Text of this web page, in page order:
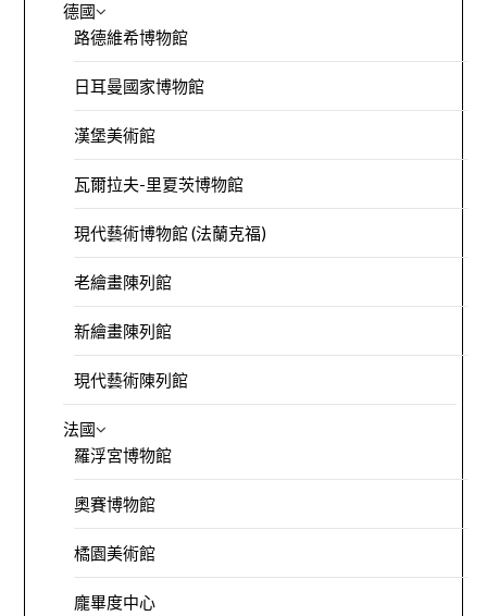
德國
路德維希博物館
日耳曼國家博物館
漢堡美術館
瓦爾拉夫-里夏茨博物館
現代藝術博物館 (法蘭克福)
老繪畫陳列館
新繪畫陳列館
現代藝術陳列館
法國
羅浮宮博物館
奧賽博物館
橘園美術館
龐畢度中心